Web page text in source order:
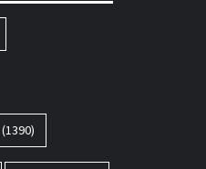
(1390)